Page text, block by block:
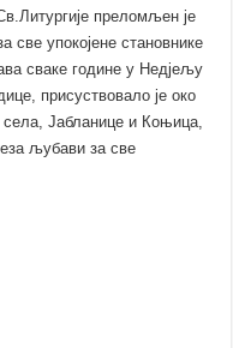
преломљен је
све упокојене становнике
сваке године у Недјељу
присуствовало је око
села, Јабланице и Коњица,
љубави за све